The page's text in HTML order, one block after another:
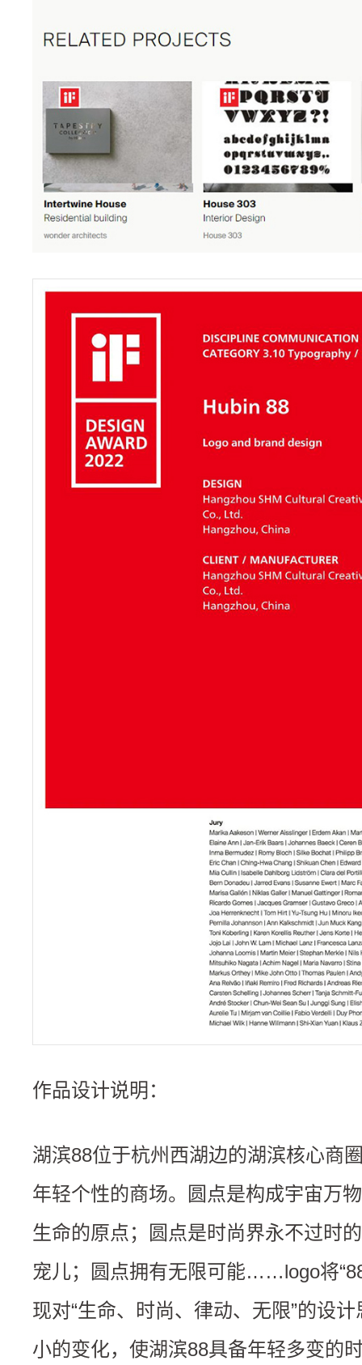
作品设计说明：
湖滨88位于杭州西湖边的湖滨核心商
年轻个性的商场。圆点是构成宇宙万
生命的原点；圆点是时尚界永不过时
宠儿；圆点拥有无限可能……logo将
现对“生命、时尚、律动、无限”的设
小的变化，使湖滨88具备年轻多变的